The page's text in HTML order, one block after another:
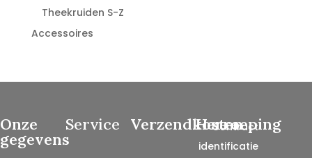
Theekruiden S-Z
Accessoires
Onze
gegevens
Service Verzendkosten
Herroeping
Contract
identificatie